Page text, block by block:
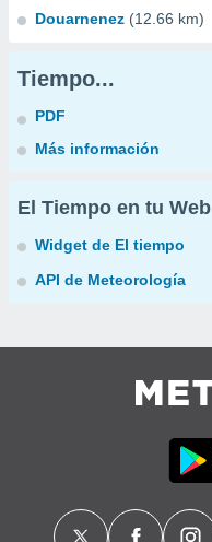
Douarnenez (12.66 km)
Tiempo...
PDF
Más información
El Tiempo en tu Web
Widget de El tiempo
API de Meteorología